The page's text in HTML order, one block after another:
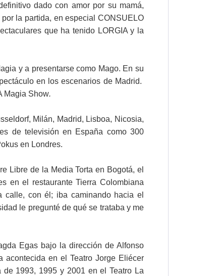
dado con amor por su mamá,
la partida, en especial CONSUELO
que ha tenido LORGIA y la
y a presentarse como Mago. En su
en los escenarios de Madrid.
Magia Show.
Milán, Madrid, Lisboa, Nicosia,
de televisión en España como 300
en Londres.
Libre de la Media Torta en Bogotá, el
en el restaurante Tierra Colombiana
con él; iba caminando hacia el
le pregunté de qué se trataba y me
Egas bajo la dirección de Alfonso
acontecida en el Teatro Jorge Eliécer
1993, 1995 y 2001 en el Teatro La